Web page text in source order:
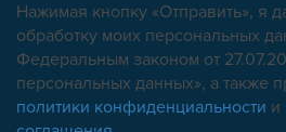
Нажимая кнопку «Отправить», я
обработку моих персональных
Федеральным законом от
персональных данных», а также
политики конфиденциальности и